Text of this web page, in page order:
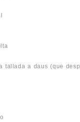
tallada a daus (que